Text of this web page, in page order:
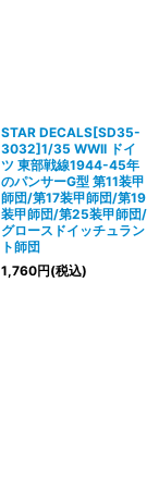
STAR DECALS[SD35-
3032]1/35 WWII ドイ
ツ 東部戦線1944-45年
のパンサーG型 第11装甲
師団/第17装甲師団/第19
装甲師団/第25装甲師団/
グロースドイッチュラン
ト師団
1,760円(税込)